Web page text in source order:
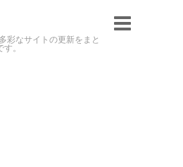
彩なサイトの更新をまと
す。